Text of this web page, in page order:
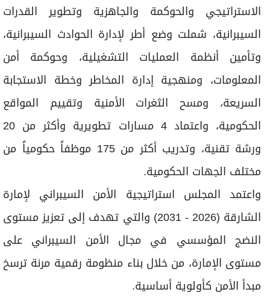
الاستراتيجي والحوكمة والجاهزية وتطوير القدرات
السيبرانية، شملت وضع أطر لإدارة الحوادث السيبرانية،
وتأمين أنظمة العمليات التشغيلية، وحوكمة أمن
المعلومات، ومنهجية إدارة المخاطر وخطة الاستجابة
السريعة، ومسح الثغرات الأمنية وتقييم المواقع
الحكومية، واعتماد 4 مسارات تطويرية وأكثر من 20
ورشة تقنية، وتدريب أكثر من 175 موظفاً حكومياً من
مختلف الجهات الحكومية.
واعتمد المجلس استراتيجية الأمن السيبراني لإمارة
الشارقة (2026 - 2031) والتي تهدف إلى تعزيز مستوى
النضج المؤسسي في مجال الأمن السيبراني على
مستوى الإمارة، من خلال بناء منظومة رقمية مرنة ترسخ
مبدأ الأمن كأولوية أساسية.